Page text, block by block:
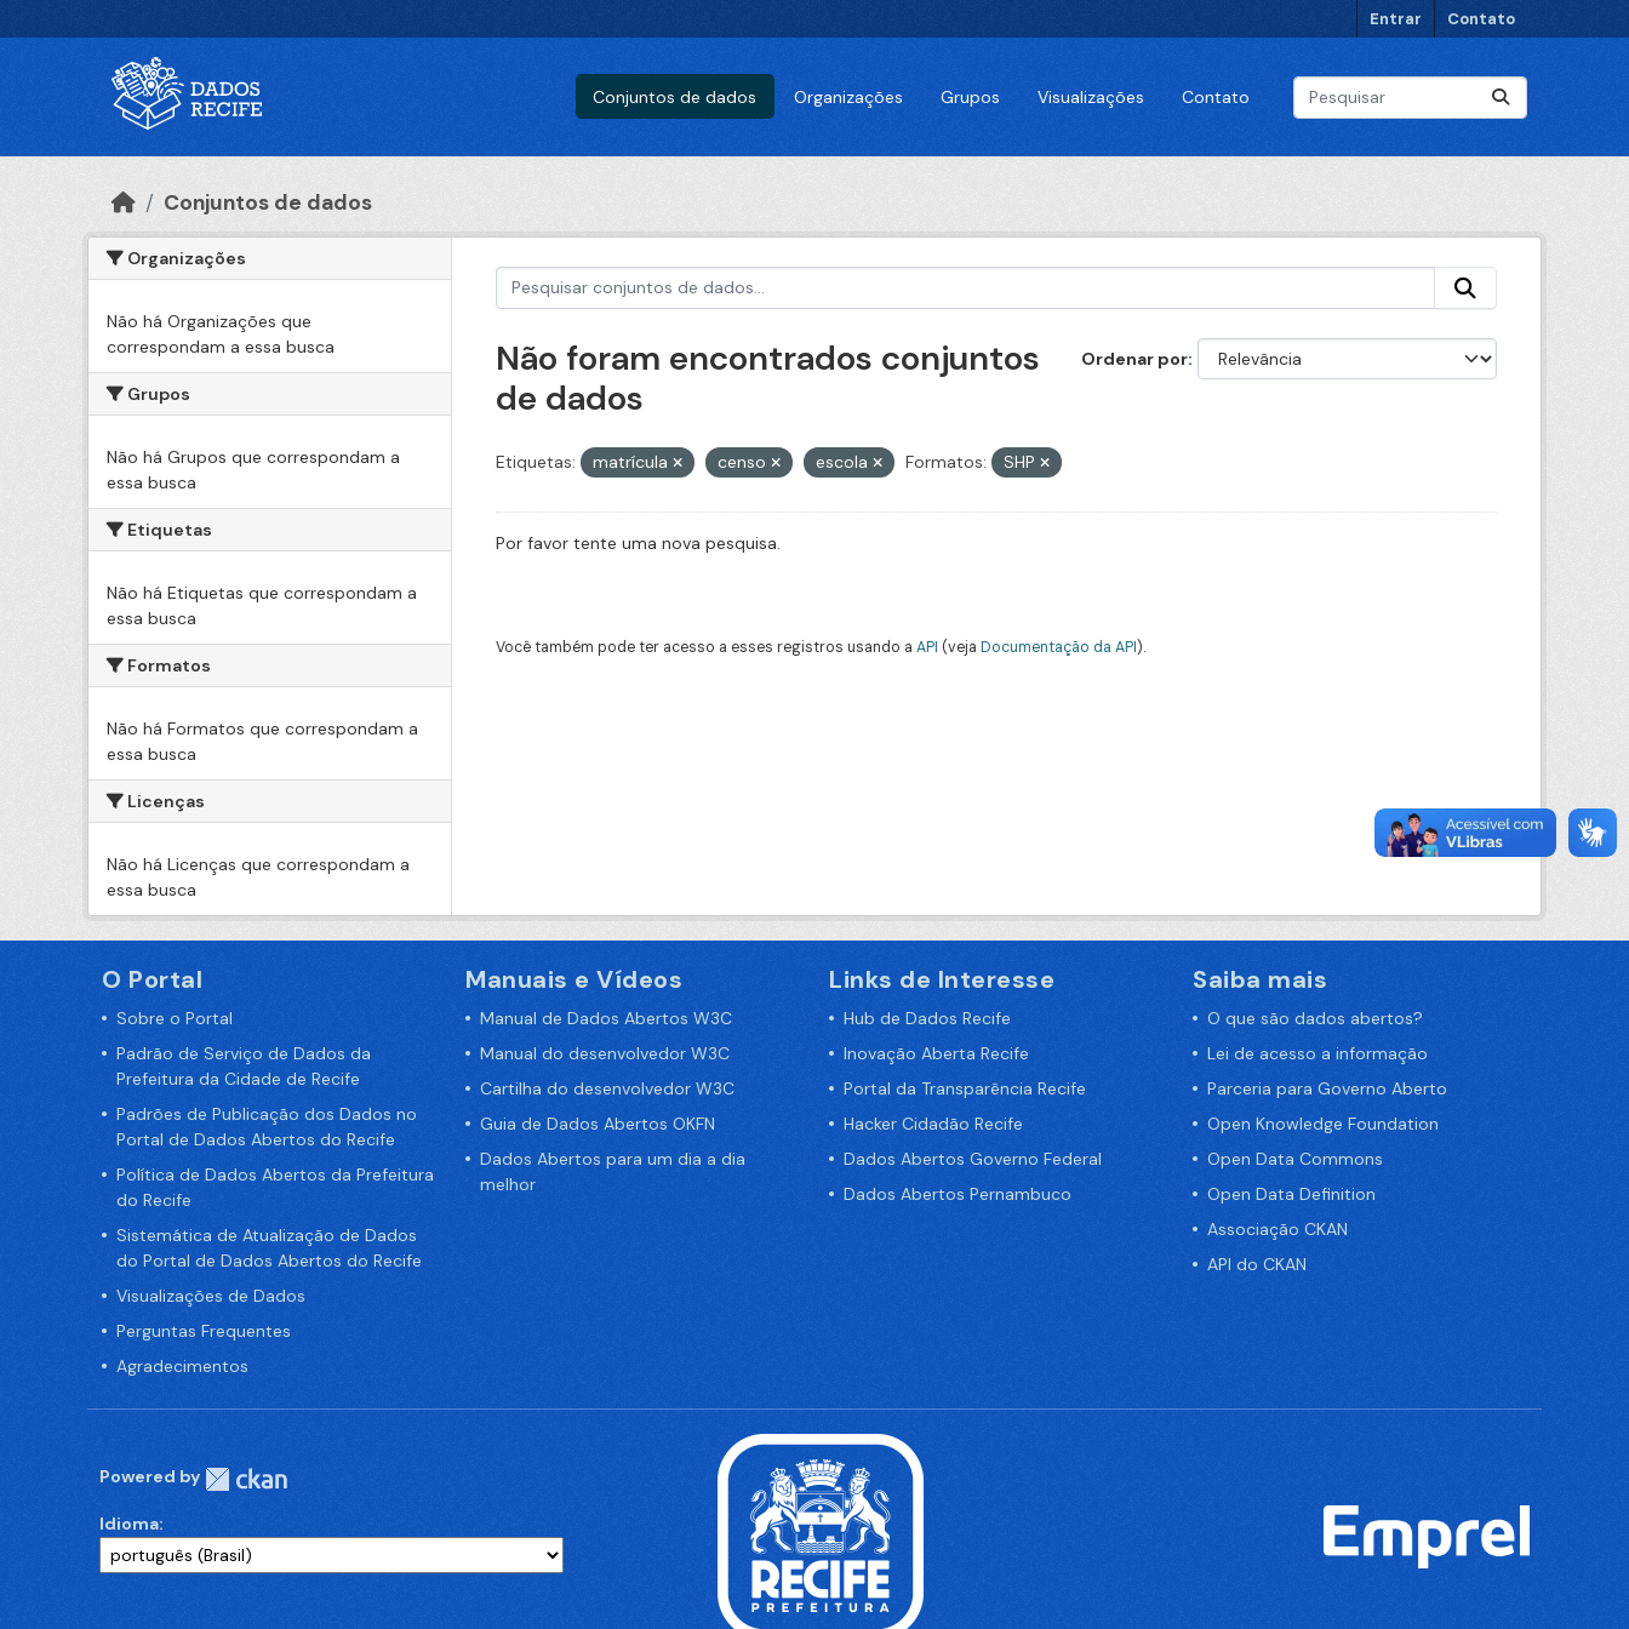
Entrar Contato
Conjuntos de dados Organizações Grupos Visualizações Contato
Conjuntos de dados
Organizações
Não há Organizações que
correspondam a essa busca
Grupos
Não há Grupos que correspondam a
essa busca
Etiquetas
Não há Etiquetas que correspondam a
essa busca
Formatos
Não há Formatos que correspondam a
essa busca
Licenças
Não há Licenças que correspondam a
essa busca
Ordenar por
Não foram encontrados conjuntos
de dados
Etiquetas: matrícula censo escola Formatos: SHP
Por favor tente uma nova pesquisa.
Você também pode ter acesso a esses registros usando a API (veja Documentação da API).
O Portal
Sobre o Portal
Padrão de Serviço de Dados da
Prefeitura da Cidade de Recife
Padrões de Publicação dos Dados no
Portal de Dados Abertos do Recife
Política de Dados Abertos da Prefeitura
do Recife
Sistemática de Atualização de Dados
do Portal de Dados Abertos do Recife
Visualizações de Dados
Perguntas Frequentes
Agradecimentos
Manuais e Vídeos
Manual de Dados Abertos W3C
Manual do desenvolvedor W3C
Cartilha do desenvolvedor W3C
Guia de Dados Abertos OKFN
Dados Abertos para um dia a dia
melhor
Links de Interesse
Hub de Dados Recife
Inovação Aberta Recife
Portal da Transparência Recife
Hacker Cidadão Recife
Dados Abertos Governo Federal
Dados Abertos Pernambuco
Saiba mais
O que são dados abertos?
Lei de acesso a informação
Parceria para Governo Aberto
Open Knowledge Foundation
Open Data Commons
Open Data Definition
Associação CKAN
API do CKAN
Powered by
Idioma